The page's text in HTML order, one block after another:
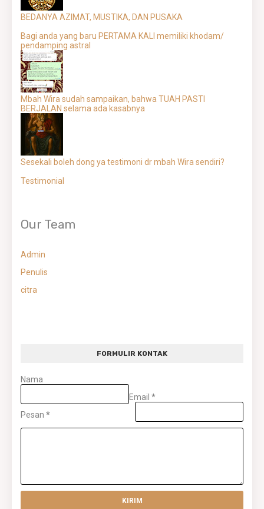
BEDANYA AZIMAT, MUSTIKA, DAN PUSAKA
Bagi anda yang baru PERTAMA KALI memiliki khodam/
pendamping astral
Mbah Wira sudah sampaikan, bahwa TUAH PASTI
BERJALAN selama ada kasabnya
Sesekali boleh dong ya testimoni dr mbah Wira sendiri?
Testimonial
Our Team
Admin
Penulis
citra
FORMULIR KONTAK
Nama
Email *
Pesan *